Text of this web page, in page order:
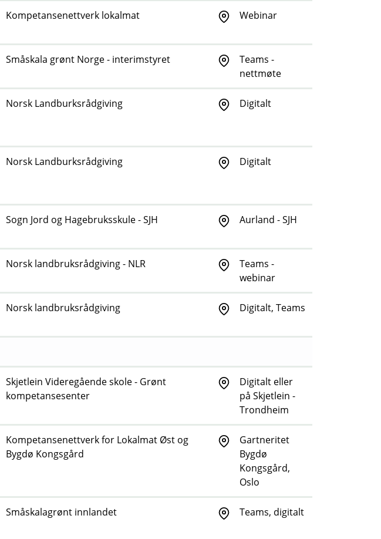
Kompetansenettverk lokalmat Webinar
Småskala grønt Norge - interimstyret
Teams -
nettmøte
Norsk Landburksrådgiving Digitalt
Norsk Landburksrådgiving Digitalt
Sogn Jord og Hagebruksskule - SJH Aurland - SJH
Norsk landbruksrådgiving - NLR
Teams -
webinar
Norsk landbruksrådgiving Digitalt, Teams
Skjetlein Videregående skole - Grønt
kompetansesenter
Digitalt eller
på Skjetlein -
Trondheim
Kompetansenettverk for Lokalmat Øst og
Bygdø Kongsgård
Gartneritet
Bygdø
Kongsgård,
Oslo
Småskalagrønt innlandet Teams, digitalt